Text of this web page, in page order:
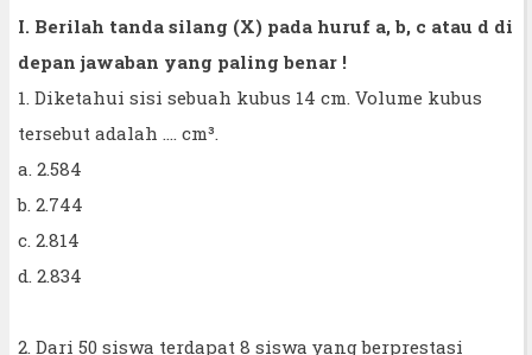
I. Berilah tanda silang (X) pada huruf a, b, c atau d di
depan jawaban yang paling benar !
1. Diketahui sisi sebuah kubus 14 cm. Volume kubus
tersebut adalah .... cm³.
a. 2.584
b. 2.744
c. 2.814
d. 2.834
2. Dari 50 siswa terdapat 8 siswa yang berprestasi